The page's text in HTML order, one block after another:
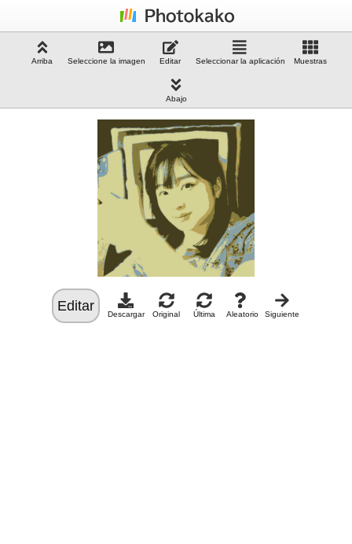
Arriba Seleccione la imagen Editar Seleccionar la aplicación Muestras
Abajo
Editar Descargar Original Última Aleatorio Siguiente